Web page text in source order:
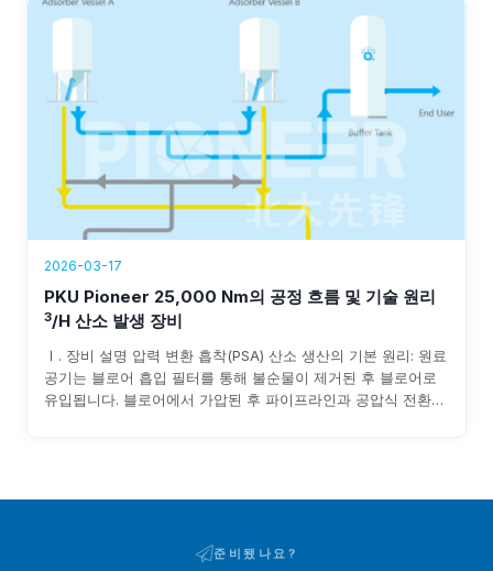
2026-03-17
PKU Pioneer 25,000 Nm의 공정 흐름 및 기술 원리
3/h 산소 발생 장비
Ⅰ. 장비 설명 압력 변환 흡착(PSA) 산소 생산의 기본 원리: 원료
공기는 블로어 흡입 필터를 통해 불순물이 제거된 후 블로어로
유입됩니다. 블로어에서 가압된 후 파이프라인과 공압식 전환
준비됐나요?